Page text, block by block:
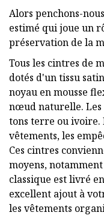
Alors penchons-
estimé qui joue un
préservation de la
Tous les cintres de
dotés d'un tissu
noyau en mousse
nœud naturelle. Les
tons terre ou ivoire.
vêtements, les
Ces cintres
moyens,
classique est livré
excellent ajout à
les vêtements